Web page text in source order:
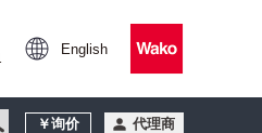
English
￥询价 代理商